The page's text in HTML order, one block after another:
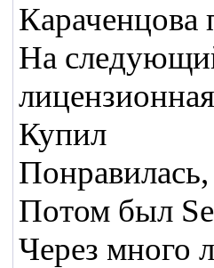
Караченцова
На
Купил
Потом был
Через много